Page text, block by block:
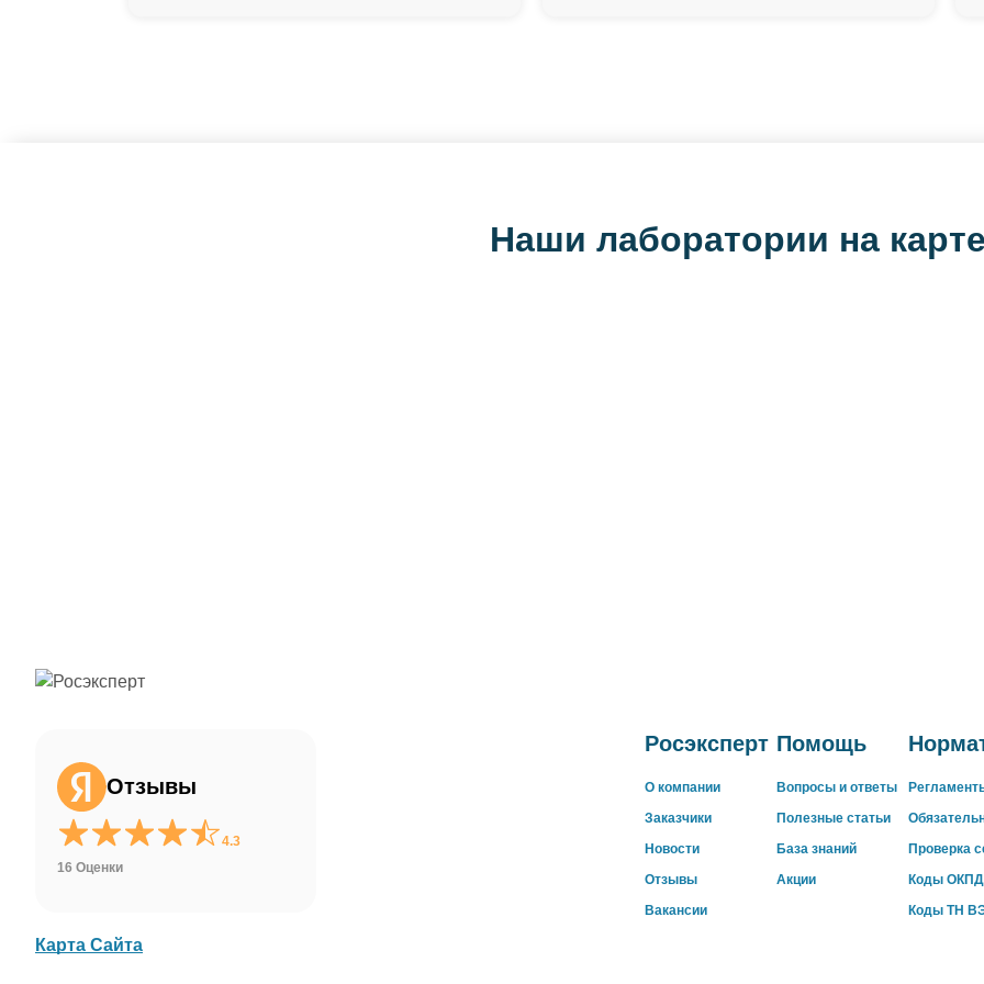
Наши лаборатории на
Отзывы
4.3
16 Оценки
Росэксперт
О компании
Заказчики
Новости
Отзывы
Вакансии
Помощь
Вопросы и ответы
Полезные статьи
База знаний
Акции
Проверка
Коды
Коды ТН
Карта Сайта
WhatsApp